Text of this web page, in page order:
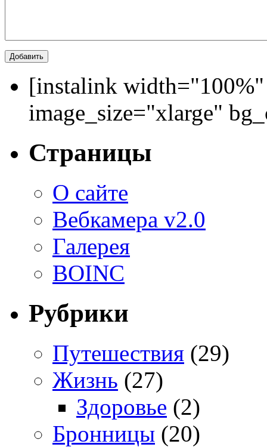
[instalink
image_size="xlarge"
Страницы
О сайте
Вебкамера v2.0
Галерея
BOINC
Рубрики
Путешествия (29)
Жизнь (27)
Здоровье (2)
Бронницы (20)